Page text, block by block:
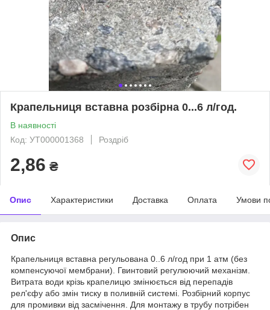
Крапельниця вставна розбірна 0...6 л/год.
В наявності
Код: УТ000001368
Роздріб
2,86 ₴
Опис Характеристики Доставка Оплата Умови
Опис
Крапельниця вставна регульована 0..6 л/год при 1 атм (без
компенсуючої мембрани). Гвинтовий регулюючий механізм.
Витрата води крізь крапелицю змінюється від перепадів
рел'єфу або змін тиску в поливній системі. Розбірний корпус
для промивки від засмічення. Для монтажу в трубу потрібен